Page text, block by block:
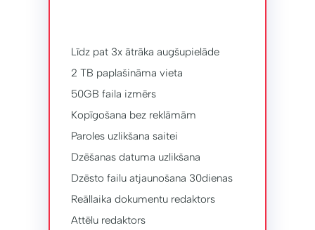
Līdz pat 3x ātrāka augšupielāde
2 TB paplašināma vieta
50GB faila izmērs
Kopīgošana bez reklāmām
Paroles uzlikšana saitei
Dzēšanas datuma uzlikšana
Dzēsto failu atjaunošana 30dienas
Reāllaika dokumentu redaktors
Attēlu redaktors